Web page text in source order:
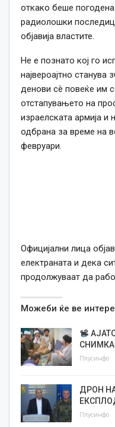
откако беше
радиолошки
објавија властите.
Не е познато кој го
највероајтно станува
денови сè повеќе им
отстапувањето на
израелската армија и
одбрана за време на
февруари.
Официјални лица
електраната и дека
продолжуваат да
Можеби ќе ве
СНИМКА
Плусинфо
ДРОН
Плусинфо